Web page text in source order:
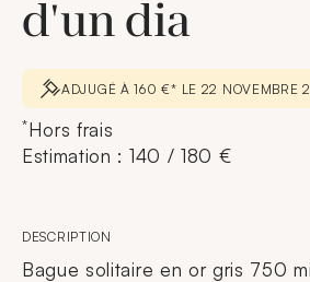
d'un dia
ADJUGÉ À 160 €* LE 22 NOVEMBRE
*Hors frais
Estimation : 140 / 180 €
DESCRIPTION
Bague solitaire en or gris 750